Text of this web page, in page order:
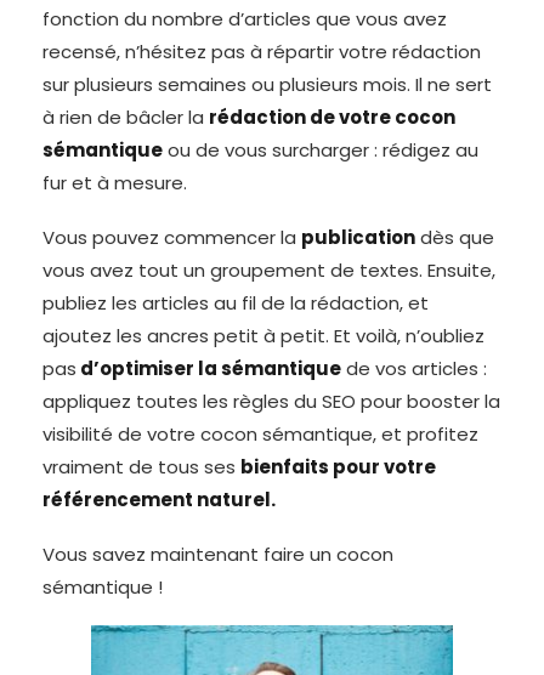
fonction du nombre d’articles que vous avez
recensé, n’hésitez pas à répartir votre rédaction
sur plusieurs semaines ou plusieurs mois. Il ne sert
à rien de bâcler la rédaction de votre cocon
sémantiqueou de vous surcharger : rédigez au
fur et à mesure.
Vous pouvez commencer la publicationdès que
vous avez tout un groupement de textes. Ensuite,
publiez les articles au fil de la rédaction, et
ajoutez les ancres petit à petit. Et voilà, n’oubliez
pas d’optimiser la sémantiquede vos articles :
appliquez toutes les règles du SEO pour booster la
visibilité de votre cocon sémantique, et profitez
vraiment de tous ses bienfaits pour votre
référencement naturel.
Vous savez maintenant faire un cocon
sémantique !